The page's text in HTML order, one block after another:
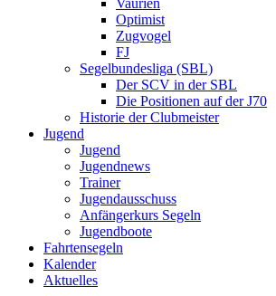
Vaurien
Optimist
Zugvogel
FJ
Segelbundesliga (SBL)
Der SCV in der SBL
Die Positionen auf der J70
Historie der Clubmeister
Jugend
Jugend
Jugendnews
Trainer
Jugendausschuss
Anfängerkurs Segeln
Jugendboote
Fahrtensegeln
Kalender
Aktuelles